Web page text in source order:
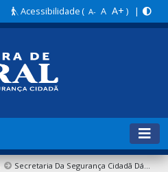
Acessibilidade( A- A A+ ) |
Secretaria Da Segurança Cidadã Dá Início À Turma Guarda Mirim 2026